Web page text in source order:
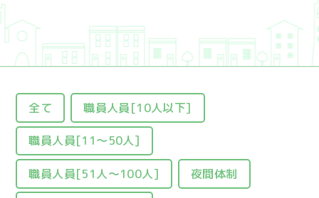
全て 職員人員[10人以下]
職員人員[11～50人]
職員人員[51人～100人] 夜間体制